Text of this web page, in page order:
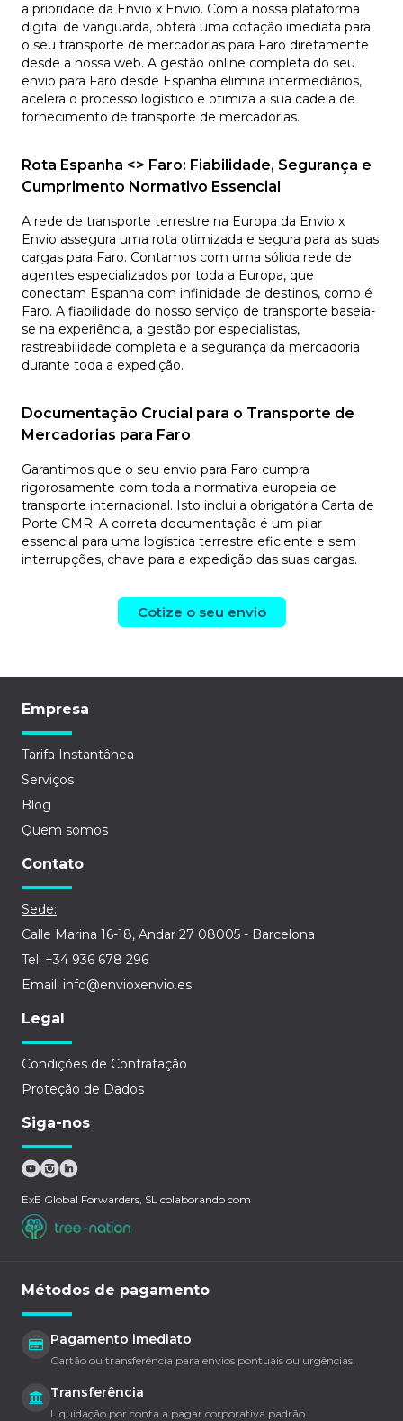
a prioridade da Envio x Envio. Com a nossa plataforma
digital de vanguarda, obterá uma cotação imediata para
o seu transporte de mercadorias para Faro diretamente
desde a nossa web. A gestão online completa do seu
envio para Faro desde Espanha elimina intermediários,
acelera o processo logístico e otimiza a sua cadeia de
fornecimento de transporte de mercadorias.
Rota Espanha <> Faro: Fiabilidade, Segurança e
Cumprimento Normativo Essencial
A rede de transporte terrestre na Europa da Envio x
Envio assegura uma rota otimizada e segura para as suas
cargas para Faro. Contamos com uma sólida rede de
agentes especializados por toda a Europa, que
conectam Espanha com infinidade de destinos, como é
Faro. A fiabilidade do nosso serviço de transporte baseia-
se na experiência, a gestão por especialistas,
rastreabilidade completa e a segurança da mercadoria
durante toda a expedição.
Documentação Crucial para o Transporte de
Mercadorias para Faro
Garantimos que o seu envio para Faro cumpra
rigorosamente com toda a normativa europeia de
transporte internacional. Isto inclui a obrigatória Carta de
Porte CMR. A correta documentação é um pilar
essencial para uma logística terrestre eficiente e sem
interrupções, chave para a expedição das suas cargas.
Cotize o seu envio
Empresa
Tarifa Instantânea
Serviços
Blog
Quem somos
Contato
Sede:
Calle Marina 16-18, Andar 27 08005 - Barcelona
Tel: +34 936 678 296
Email: info@envioxenvio.es
Legal
Condições de Contratação
Proteção de Dados
Siga-nos
ExE Global Forwarders, SL colaborando com
Métodos de pagamento
Pagamento imediato
Cartão ou transferência para envios pontuais ou urgências.
Transferência
Liquidação por conta a pagar corporativa padrão.